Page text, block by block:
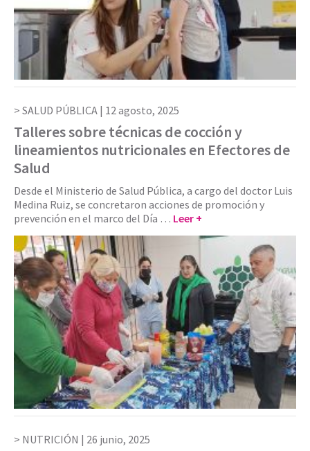
SALUD PÚBLICA | 12 agosto, 2025
Talleres sobre técnicas de cocción y
lineamientos nutricionales en Efectores de
Salud
Desde el Ministerio de Salud Pública, a cargo del doctor Luis
Medina Ruiz, se concretaron acciones de promoción y
prevención en el marco del Día … Leer +
NUTRICIÓN | 26 junio, 2025